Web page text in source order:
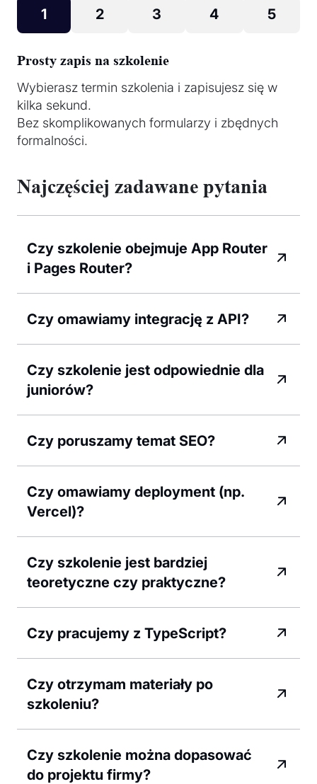
1 2 3 4 5
Prosty zapis na szkolenie
Wybierasz termin szkolenia i zapisujesz się w
kilka sekund.
Bez skomplikowanych formularzy i zbędnych
formalności.
Najczęściej zadawane pytania
Czy szkolenie obejmuje App Router
i Pages Router?
Czy omawiamy integrację z API?
Czy szkolenie jest odpowiednie dla
juniorów?
Czy poruszamy temat SEO?
Czy omawiamy deployment (np.
Vercel)?
Czy szkolenie jest bardziej
teoretyczne czy praktyczne?
Czy pracujemy z TypeScript?
Czy otrzymam materiały po
szkoleniu?
Czy szkolenie można dopasować
do projektu firmy?